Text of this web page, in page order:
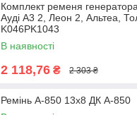
Комплект ременя
Ауді А3 2, Леон 2, Альтеа,
K046PK1043
В наявності
2 118,76 ₴ 2 303 ₴
Ремінь А-850 13х8 ДК А-850